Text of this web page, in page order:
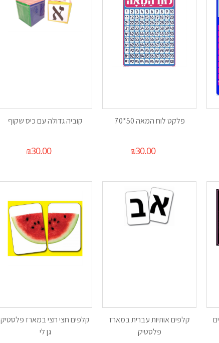
פלקט לוח המאה 50*70
₪30.00
קוביה גדולה עם כיס שקוף
₪30.00
קלפים אותיות עברית במארז
פלסטיק
קלפים חצי חצי במארז פלסטיק
גן לי